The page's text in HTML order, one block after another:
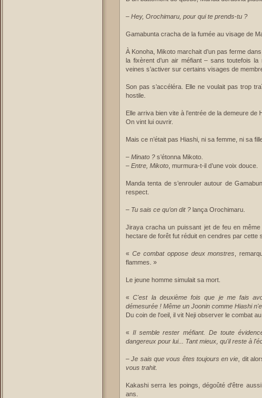
– Hey, Orochimaru, pour qui te prends-tu ?
Gamabunta cracha de la fumée au visage de
À Konoha, Mikoto marchait d’un pas ferme
la fixèrent d’un air méfiant – sans toutefois
veines s’activer sur certains visages de
Son pas s’accéléra. Elle ne voulait pas trop
hostile.
Elle arriva bien vite à l’entrée de la demeure
On vint lui ouvrir.
Mais ce n’était pas Hiashi, ni sa femme, ni sa
– Minato ? s’étonna Mikoto.
– Entre, Mikoto , murmura-t-il d’une voix douce.
Manda tenta de s’enrouler autour de
respect.
– Tu sais ce qu’on dit ? lança Orochimaru.
Jiraya cracha un puissant jet de feu en
hectare de forêt fut réduit en cendres par cette
« Ce combat oppose deux monstres
,
flammes. »
Le jeune homme simulait sa mort.
«C'est la deuxième fois que je me fais
démesurée ! Même un Joonin comme Hiashi
Du coin de l'oeil, il vit Neji observer le combat
« Il semble rester méfiant. De toute
dangereux pour lui... Tant mieux, qu'il reste à
–Je sais que vous êtes toujours en vie , dit
vous trahit.
Kakashi serra les poings, dégoûté d'être
ans.